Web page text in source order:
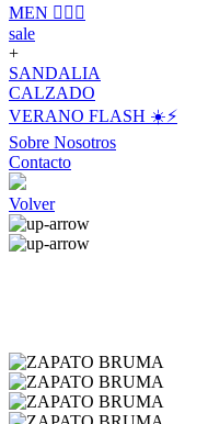
MEN 🙋🏽‍♂️
sale
+
SANDALIA
CALZADO
VERANO FLASH ☀️⚡️
Sobre Nosotros
Contacto
Volver